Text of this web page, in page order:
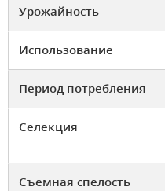
Урожайность
Использование
Период потребления
Селекция
Съемная спелость